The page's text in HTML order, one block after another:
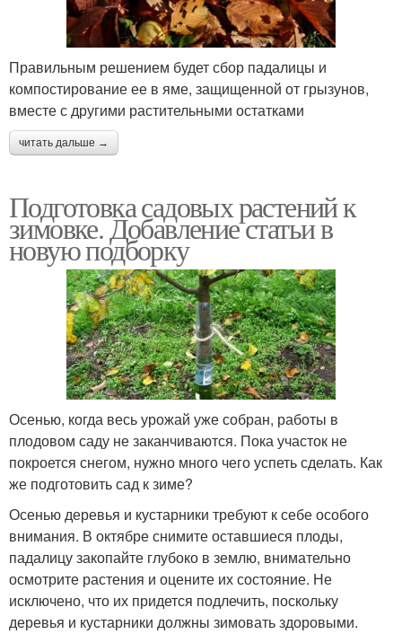
Правильным решением будет сбор падалицы и
компостирование ее в яме, защищенной от грызунов,
вместе с другими растительными остатками
читать дальше →
Подготовка садовых растений к
зимовке. Добавление статьи в
новую подборку
Осенью, когда весь урожай уже собран, работы в
плодовом саду не заканчиваются. Пока участок не
покроется снегом, нужно много чего успеть сделать. Как
же подготовить сад к зиме?
Осенью деревья и кустарники требуют к себе особого
внимания. В октябре снимите оставшиеся плоды,
падалицу закопайте глубоко в землю, внимательно
осмотрите растения и оцените их состояние. Не
исключено, что их придется подлечить, поскольку
деревья и кустарники должны зимовать здоровыми.